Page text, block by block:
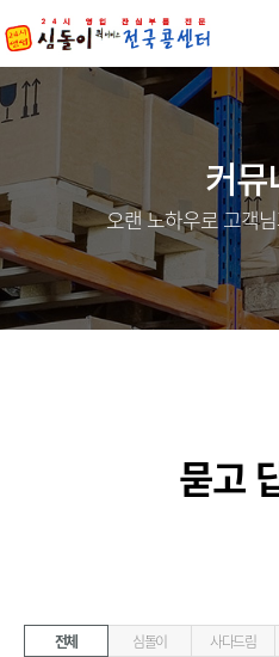
커뮤
오랜 노하우로 고객
묻고
전체 심돌이 사다드림